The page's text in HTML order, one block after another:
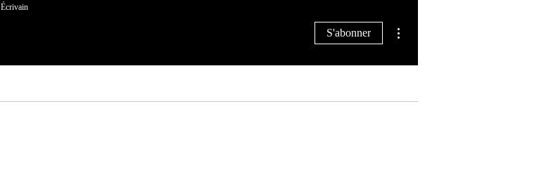
Écrivain
S'abonner